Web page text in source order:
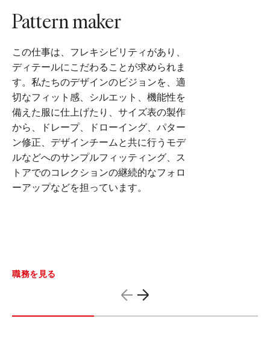
Pattern maker
この仕事は、フレキシビリティがあり、
ディテールにこだわることが求められま
す。私たちのデザインのビジョンを、適
切なフィット感、シルエット、機能性を
備えた服に仕上げたり、サイズ表の製作
から、ドレープ、ドローイング、パター
ン修正、デザインチームと共に行うモデ
ルなどへのサンプルフィッティング、ス
トアでのコレクションの継続的なフォロ
ーアップなどを担っています。
職務を見る